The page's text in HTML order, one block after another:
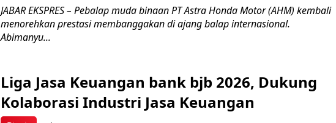
JABAR EKSPRES – Pebalap muda binaan PT Astra Honda Motor (AHM) kembali
menorehkan prestasi membanggakan di ajang balap internasional.
Abimanyu...
Liga Jasa Keuangan bank bjb 2026, Dukung
Kolaborasi Industri Jasa Keuangan